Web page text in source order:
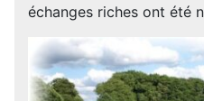
échanges riches ont été